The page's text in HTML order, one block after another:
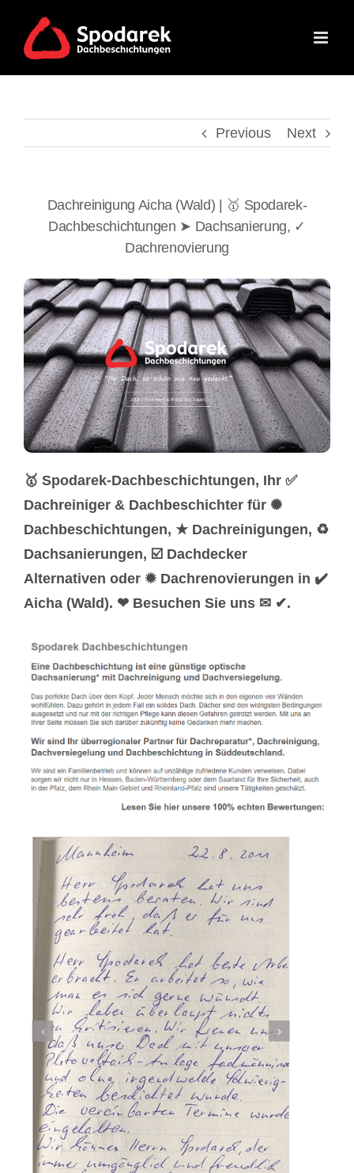
content
Previous Next
Dachreinigung Aicha (Wald) | 🥇 Spodarek-
Dachbeschichtungen ➤ Dachsanierung, ✓
Dachrenovierung
🥇 Spodarek-Dachbeschichtungen, Ihr ✅
Dachreiniger & Dachbeschichter für ✺
Dachbeschichtungen, ★ Dachreinigungen, ♻
Dachsanierungen, ☑️ Dachdecker
Alternativen oder ✹ Dachrenovierungen in ✔️
Aicha (Wald). ❤ Besuchen Sie uns ✉ ✔.